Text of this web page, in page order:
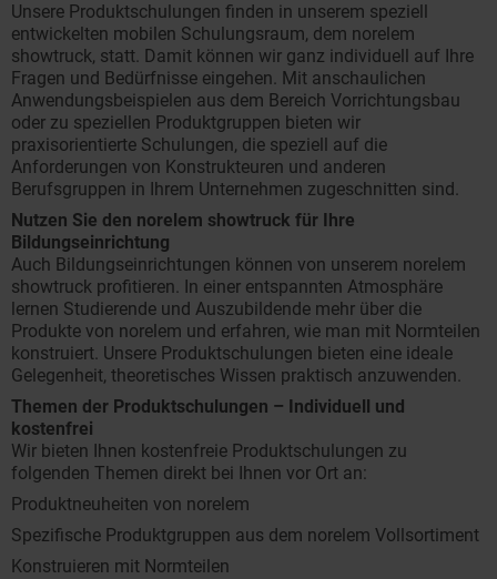
Unsere Produktschulungen finden in unserem speziell
entwickelten mobilen Schulungsraum, dem norelem
showtruck, statt. Damit können wir ganz individuell auf Ihre
Fragen und Bedürfnisse eingehen. Mit anschaulichen
Anwendungsbeispielen aus dem Bereich Vorrichtungsbau
oder zu speziellen Produktgruppen bieten wir
praxisorientierte Schulungen, die speziell auf die
Anforderungen von Konstrukteuren und anderen
Berufsgruppen in Ihrem Unternehmen zugeschnitten sind.
Nutzen Sie den norelem showtruck für Ihre
Bildungseinrichtung
Auch Bildungseinrichtungen können von unserem norelem
showtruck profitieren. In einer entspannten Atmosphäre
lernen Studierende und Auszubildende mehr über die
Produkte von norelem und erfahren, wie man mit Normteilen
konstruiert. Unsere Produktschulungen bieten eine ideale
Gelegenheit, theoretisches Wissen praktisch anzuwenden.
Themen der Produktschulungen – Individuell und
kostenfrei
Wir bieten Ihnen kostenfreie Produktschulungen zu
folgenden Themen direkt bei Ihnen vor Ort an:
Produktneuheiten von norelem
Spezifische Produktgruppen aus dem norelem Vollsortiment
Konstruieren mit Normteilen